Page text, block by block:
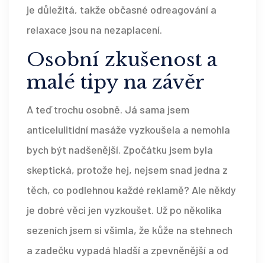
je důležitá, takže občasné odreagování a
relaxace jsou na nezaplacení.
Osobní zkušenost a
malé tipy na závěr
A teď trochu osobně. Já sama jsem
anticelulitidní masáže vyzkoušela a nemohla
bych být nadšenější. Zpočátku jsem byla
skeptická, protože hej, nejsem snad jedna z
těch, co podlehnou každé reklamě? Ale někdy
je dobré věci jen vyzkoušet. Už po několika
sezeních jsem si všimla, že kůže na stehnech
a zadečku vypadá hladší a zpevněnější a od